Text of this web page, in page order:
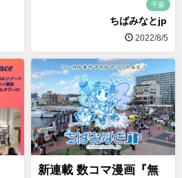
千葉
ちばみなとjp
2022/8/5
新連載 数コマ漫画『無